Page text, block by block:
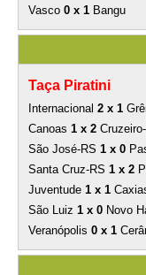
Vasco 0 x 1Bangu
Taça Piratini
Internacional 2 x 1
Canoas 1 x 2
São José-RS 1 x 0
Santa Cruz-RS 1 x 2
Juventude 1 x 1
São Luiz 1 x 0Novo
Veranópolis 0 x 1